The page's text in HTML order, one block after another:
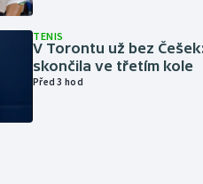
TENIS
V Torontu už bez
skončila ve třetím kole
Před 3 hod